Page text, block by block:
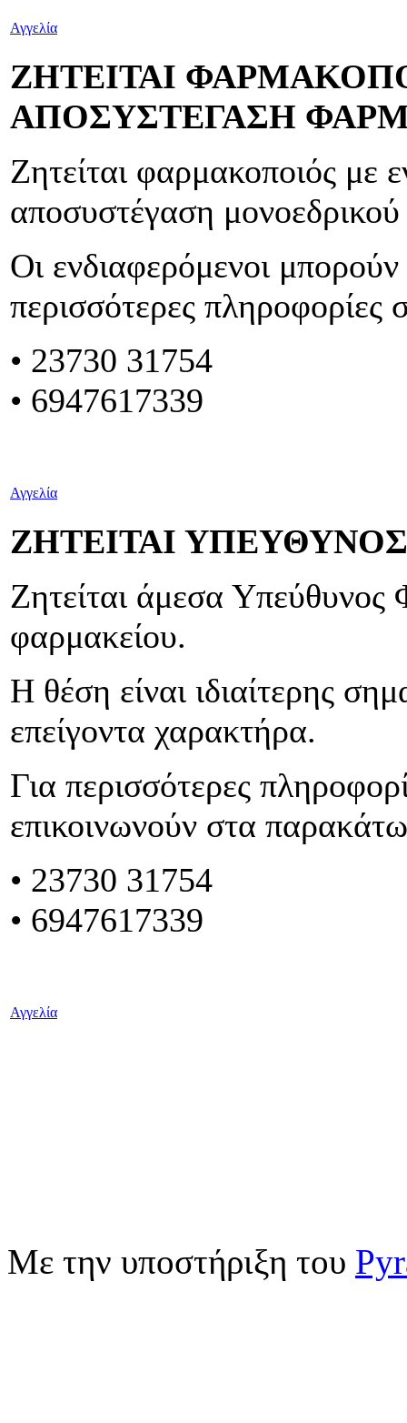
Αγγελία
ΖΗΤΕΙΤΑΙ
ΑΠΟΣΥΣΤΕΓΑΣΗ
Ζητείται φαρμακοποιός με
αποσυστέγαση
Οι ενδιαφερόμενοι
περισσότερες
• 23730 31754
• 6947617339
Αγγελία
ΖΗΤΕΙΤΑΙ
Ζητείται άμεσα Υπεύθυνος
φαρμακείου.
Η θέση είναι ιδιαίτερης
επείγοντα χαρακτήρα.
Για περισσότερες
επικοινωνούν στα
• 23730 31754
• 6947617339
Αγγελία
Με την υποστήριξη του